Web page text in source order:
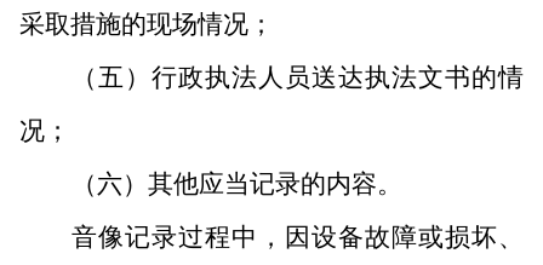
采取措施的现场情况；
（五）行政执法人员送达执法文书的情
况；
（六）其他应当记录的内容。
音像记录过程中，因设备故障或损坏、